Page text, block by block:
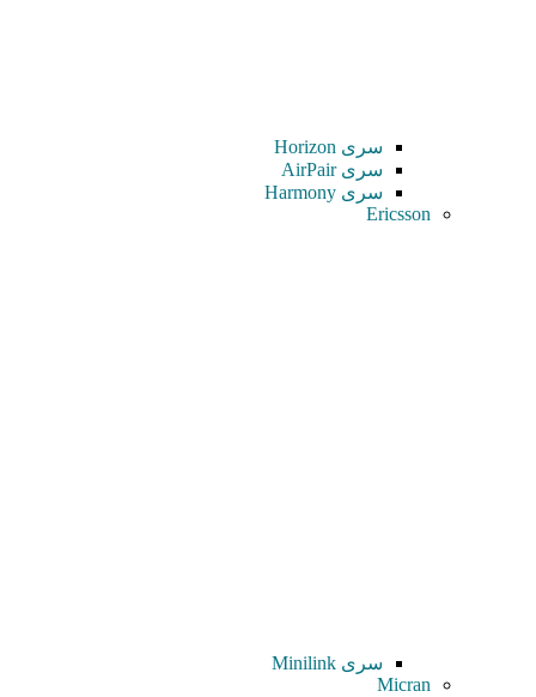
سری Horizon
سری AirPair
سری Harmony
Ericsson
سری Minilink
Micran